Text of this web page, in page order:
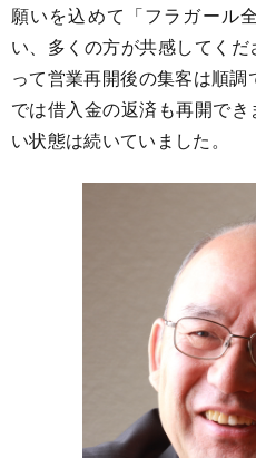
願いを込めて「フラガール
い、多くの方が共感してく
って営業再開後の集客は順
では借入金の返済も再開で
い状態は続いていました。